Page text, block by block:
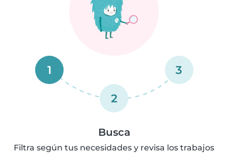
1
2
3
Busca
Filtra según tus necesidades y revisa los trabajos